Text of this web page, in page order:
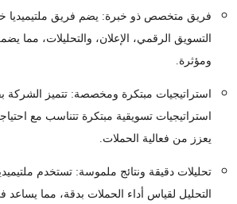
فريق متخصص ذو خبرة: يضم فريق ملتيميديا
التسويق الرقمي، الإعلان، والتحليلات، مما
ومؤثرة.
استراتيجيات مبتكرة ومخصصة: تتميز الشركة
استراتيجيات تسويقية مبتكرة تتناسب مع
يعزز من فعالية الحملات.
تحليلات دقيقة ونتائج ملموسة: تستخدم
التحليل لقياس أداء الحملات بدقة، مما يساعد